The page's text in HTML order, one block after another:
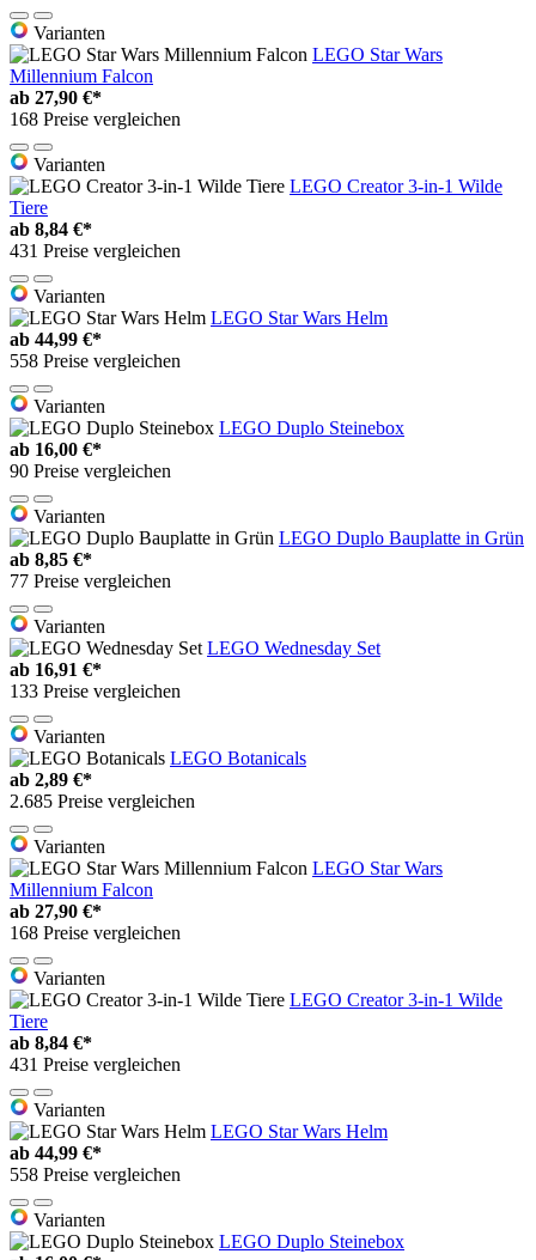
Varianten
LEGO Star Wars
Millennium Falcon
ab 27,90 €*
168 Preise vergleichen
Varianten
LEGO Creator 3-in-1 Wilde
Tiere
ab 8,84 €*
431 Preise vergleichen
Varianten
LEGO Star Wars Helm
ab 44,99 €*
558 Preise vergleichen
Varianten
LEGO Duplo Steinebox
ab 16,00 €*
90 Preise vergleichen
Varianten
LEGO Duplo Bauplatte in Grün
ab 8,85 €*
77 Preise vergleichen
Varianten
LEGO Wednesday Set
ab 16,91 €*
133 Preise vergleichen
Varianten
LEGO Botanicals
ab 2,89 €*
2.685 Preise vergleichen
Varianten
LEGO Star Wars
Millennium Falcon
ab 27,90 €*
168 Preise vergleichen
Varianten
LEGO Creator 3-in-1 Wilde
Tiere
ab 8,84 €*
431 Preise vergleichen
Varianten
LEGO Star Wars Helm
ab 44,99 €*
558 Preise vergleichen
Varianten
LEGO Duplo Steinebox